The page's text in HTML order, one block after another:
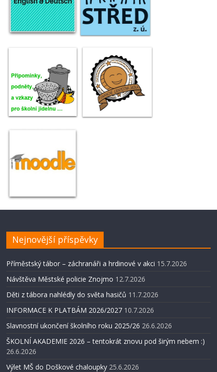
Nejnovější příspěvky
Příměstský tábor – záchranáři a hrdinové v akci 15.7.2026
Návštěva Městské policie Znojmo 12.7.2026
Děti z tábora nahlédly do světa hasičů 11.7.2026
INFORMACE K PLATBÁM 2026/2027 10.7.2026
Slavnostní ukončení školního roku 2025/26 26.6.2026
ŠKOLNÍ AKADEMIE 2026 – tentokrát znovu pod širým nebem :)
26.6.2026
Výlet MŠ do Doškové chaloupky 25.6.2026